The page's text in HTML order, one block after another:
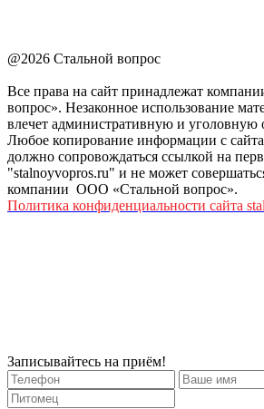
@2026 Стальной вопрос
Все права на сайт принадлежат
вопрос». Незаконное использование
влечет административную и уголовную
Любое копирование информации с
должно сопровождаться ссылкой на
"stalnoyvopros.ru" и не может
компании ООО «Стальной вопрос».
Политика конфиденциальности сайта
Записывайтесь на приём!